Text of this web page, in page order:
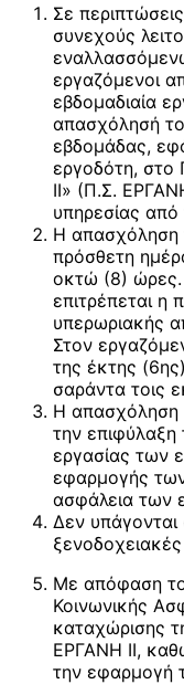
Σε
συνεχούς
εργαζόμενοι
εβδομαδιαία
απασχόλησή
εβδομάδας,
εργοδότη,
ΙΙ» (Π.Σ.
υπηρεσίας
Η απασχόληση
πρόσθετη
οκτώ (8) ώρες.
επιτρέπεται η
υπερωριακής
Στον
της έκτης
σαράντα τοις
Η απασχόληση
την
εργασίας των
εφαρμογής
ασφάλεια των
Δεν
ξενοδοχειακές
Με απόφαση
Κοινωνικής
καταχώρισης
ΕΡΓΑΝΗ ΙΙ,
την εφαρμογή